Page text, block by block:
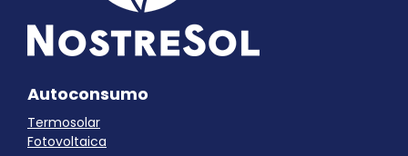
Autoconsumo
Termosolar
Fotovoltaica